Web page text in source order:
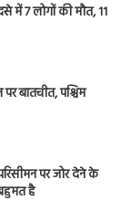
में 7 लोगों की मौत, 11
बातचीत, पश्चिम
पर जोर देने के
है